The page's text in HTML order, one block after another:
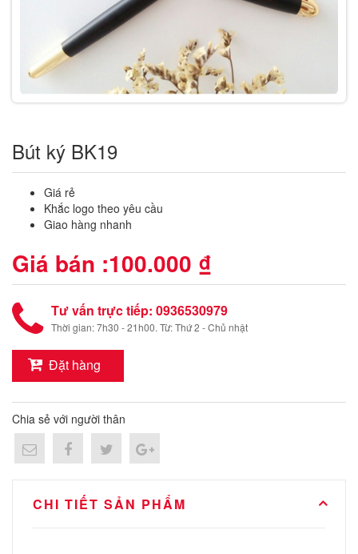
Bút ký BK19
Giá rẻ
Khắc logo theo yêu cầu
Giao hàng nhanh
Giá bán :100.000 ₫
Tư vấn trực tiếp: 0936530979
Thời gian: 7h30 - 21h00. Từ: Thứ 2 - Chủ nhật
Đặt hàng
Chia sẻ với người thân
CHI TIẾT SẢN PHẨM